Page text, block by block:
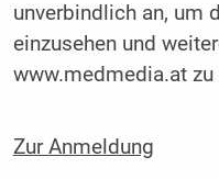
unverbindlich an, um
einzusehen und
www.medmedia.at zu
Zur Anmeldung